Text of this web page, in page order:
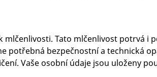
Tato mlčenlivost potrvá i
potřebná bezpečnostní a technická
Vaše osobní údaje jsou uloženy